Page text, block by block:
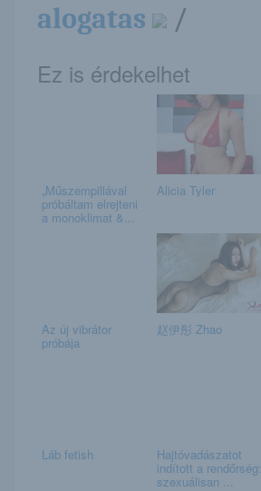
alogatas
/
Ez is érdekelhet
„Műszempillával
próbáltam elrejteni
a monoklimat &...
Alicia Tyler
Az új vibrátor
próbája
赵伊彤 Zhao
Láb fetish Hajtóvadászatot
indított a rendőrség:
szexuálisan ...